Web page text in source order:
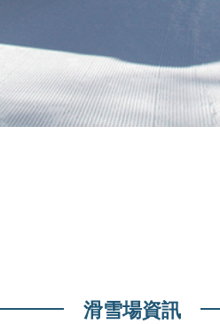
滑雪場資訊